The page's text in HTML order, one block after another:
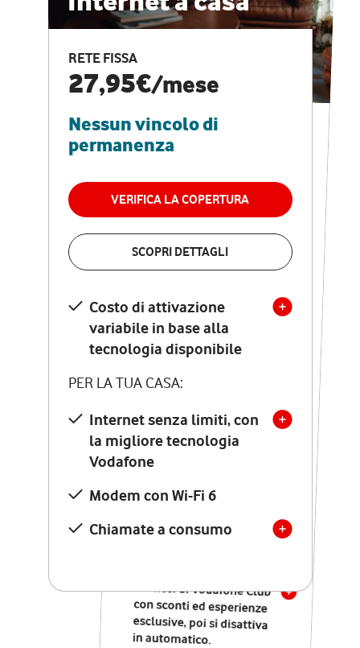
RETE FISSA
27,95€/mese
Nessun vincolo di
permanenza
VERIFICA LA COPERTURA
SCOPRI DETTAGLI
Costo di attivazione
variabile in base alla
tecnologia disponibile
PER LA TUA CASA:
Internet senza limiti, con
la migliore tecnologia
Vodafone
Modem con Wi-Fi 6
Chiamate a consumo
CASA PRO
Internet veloce e
vantaggi speciali
RETE FISSA + VODAFONE CLUB
29,95€
permanenza
VERIFICA LA COPERTURA
Costo di attivazione
variabile in base alla
tecnologia disponibile
PER LA TUA CASA:
Internet senza limiti, con
la migliore tecnologia
Vodafone
Modem Seven con Wi-Fi 7
Chiamate illimitate verso
numeri fissi e mobili
nazionali
12 mesi di Vodafone Club
con sconti ed esperienze
esclusive, poi si disattiva
in automatico.